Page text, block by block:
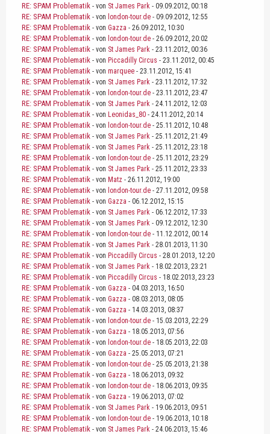
RE: SPAM Problematik - von St James Park - 09.09.2012, 00:18
RE: SPAM Problematik - von london-tour.de - 09.09.2012, 12:55
RE: SPAM Problematik - von Gazza - 26.09.2012, 10:30
RE: SPAM Problematik - von london-tour.de - 26.09.2012, 20:02
RE: SPAM Problematik - von St James Park - 23.11.2012, 00:36
RE: SPAM Problematik - von Piccadilly Circus - 23.11.2012, 00:45
RE: SPAM Problematik - von marquee - 23.11.2012, 15:41
RE: SPAM Problematik - von St James Park - 23.11.2012, 17:32
RE: SPAM Problematik - von london-tour.de - 23.11.2012, 23:47
RE: SPAM Problematik - von St James Park - 24.11.2012, 12:03
RE: SPAM Problematik - von Leonidas_80 - 24.11.2012, 20:14
RE: SPAM Problematik - von london-tour.de - 25.11.2012, 10:48
RE: SPAM Problematik - von St James Park - 25.11.2012, 21:49
RE: SPAM Problematik - von St James Park - 25.11.2012, 23:18
RE: SPAM Problematik - von london-tour.de - 25.11.2012, 23:29
RE: SPAM Problematik - von St James Park - 25.11.2012, 23:33
RE: SPAM Problematik - von Matz - 26.11.2012, 19:00
RE: SPAM Problematik - von london-tour.de - 27.11.2012, 09:58
RE: SPAM Problematik - von Gazza - 06.12.2012, 15:15
RE: SPAM Problematik - von St James Park - 06.12.2012, 17:33
RE: SPAM Problematik - von St James Park - 09.12.2012, 12:30
RE: SPAM Problematik - von london-tour.de - 11.12.2012, 00:14
RE: SPAM Problematik - von St James Park - 28.01.2013, 11:30
RE: SPAM Problematik - von Piccadilly Circus - 28.01.2013, 12:20
RE: SPAM Problematik - von St James Park - 18.02.2013, 23:21
RE: SPAM Problematik - von Piccadilly Circus - 18.02.2013, 23:23
RE: SPAM Problematik - von Gazza - 04.03.2013, 16:50
RE: SPAM Problematik - von Gazza - 08.03.2013, 08:05
RE: SPAM Problematik - von Gazza - 14.03.2013, 08:37
RE: SPAM Problematik - von london-tour.de - 15.03.2013, 22:29
RE: SPAM Problematik - von Gazza - 18.05.2013, 07:56
RE: SPAM Problematik - von london-tour.de - 18.05.2013, 22:03
RE: SPAM Problematik - von Gazza - 25.05.2013, 07:21
RE: SPAM Problematik - von london-tour.de - 25.05.2013, 21:38
RE: SPAM Problematik - von Gazza - 18.06.2013, 09:32
RE: SPAM Problematik - von london-tour.de - 18.06.2013, 09:35
RE: SPAM Problematik - von Gazza - 19.06.2013, 07:02
RE: SPAM Problematik - von St James Park - 19.06.2013, 09:51
RE: SPAM Problematik - von london-tour.de - 19.06.2013, 10:18
RE: SPAM Problematik - von St James Park - 24.06.2013, 15:46